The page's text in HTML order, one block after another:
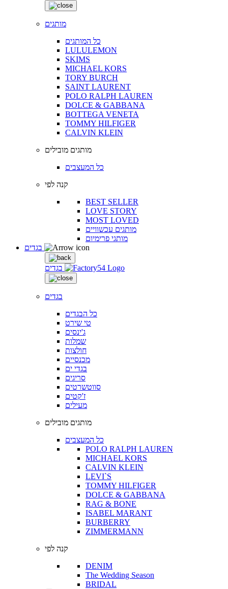
מותגים
כל המותגים
LULULEMON
SKIMS
MICHAEL KORS
TORY BURCH
SAINT LAURENT
POLO RALPH LAUREN
DOLCE & GABBANA
BOTTEGA VENETA
TOMMY HILFIGER
CALVIN KLEIN
מותגים מובילים
כל המעצבים
קנה לפי
BEST SELLER
LOVE STORY
MOST LOVED
מותגים עכשוויים
מותגי פרימיום
בגדים
בגדים
כל הבגדים
טי שירט
ג'ינסים
שמלות
חולצות
מכנסיים
בגדי ים
סריגים
סווטשרטים
ז'קטים
מעילים
מותגים מובילים
כל המעצבים
POLO RALPH LAUREN
MICHAEL KORS
CALVIN KLEIN
LEVI`S
TOMMY HILFIGER
DOLCE & GABBANA
RAG & BONE
ISABEL MARANT
BURBERRY
ZIMMERMANN
קנה לפי
DENIM
The Wedding Season
BRIDAL